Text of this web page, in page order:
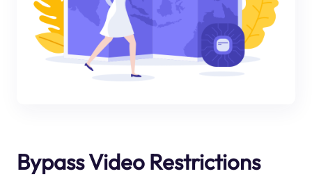
Bypass Video Restrictions